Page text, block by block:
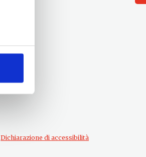
Dichiarazione di accessibilità